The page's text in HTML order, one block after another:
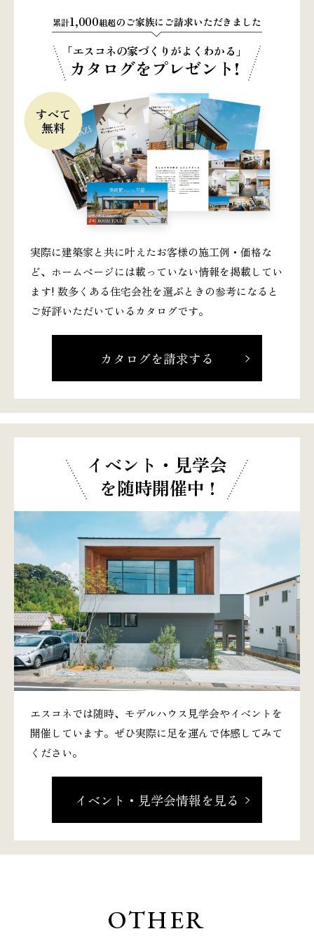
累計1,000組超のご家族にご請求いただきました
「エスコネの家づくりがよくわかる」
カタログをプレゼント!
実際に建築家と共に叶えたお客様の施工例・価格な
ど、ホームページには載っていない情報を掲載してい
ます! 数多くある住宅会社を選ぶときの参考になると
ご好評いただいているカタログです。
カタログを請求する
イベント・見学会
を随時開催中 !
エスコネでは随時、モデルハウス見学会やイベントを
開催しています。ぜひ実際に足を運んで体感してみて
ください。
イベント・見学会情報を見る
OTHER